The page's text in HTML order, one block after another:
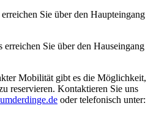
Sie über den Haupteingang
Sie über den Hauseingang
Mobilität gibt es die Möglichkeit,
reservieren. Kontaktieren Sie uns
oder telefonisch unter: